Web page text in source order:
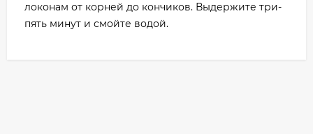
локонам от корней до кончиков. Выдержите три-
пять минут и смойте водой.